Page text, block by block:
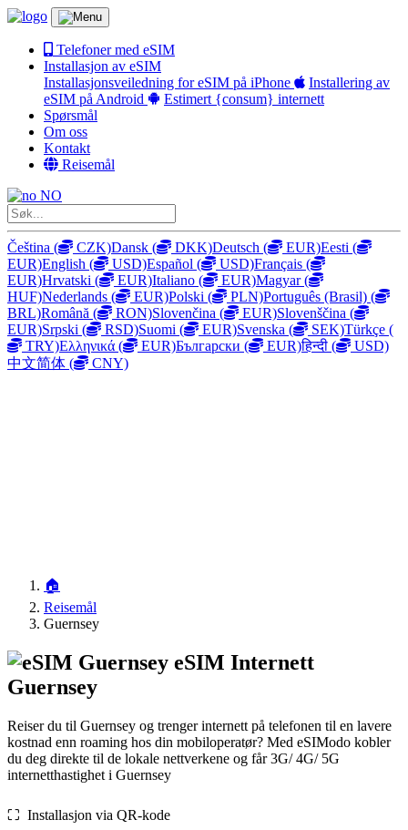
Telefoner med eSIM
Installasjon av eSIM
Installasjonsveiledning for eSIM på iPhone
Installering av
eSIM på Android
Estimert {consum} internett
Spørsmål
Om oss
Kontakt
Reisemål
NO
Čeština ( CZK)Dansk ( DKK)Deutsch ( EUR)Eesti (
EUR)English ( USD)Español ( USD)Français (
EUR)Hrvatski ( EUR)Italiano ( EUR)Magyar(
HUF)Nederlands ( EUR)Polski ( PLN)Português (Brasil) (
BRL)Română ( RON)Slovenčina ( EUR)Slovenščina (
EUR)Srpski ( RSD)Suomi ( EUR)Svenska ( SEK)Türkçe (
TRY)Ελληνικά ( EUR)Български ( EUR)हिन्दी (
USD)
中文简体 ( CNY)
🏠
Reisemål
Guernsey
eSIM Internett
Guernsey
Reiser du til Guernsey og trenger internett på telefonen til en lavere
kostnad enn roaming hos din mobiloperatør? Med eSIModo kobler
du deg direkte til de lokale nettverkene og får 3G/ 4G/ 5G
internetthastighet i Guernsey
⛶️️ Installasjon via QR-kode